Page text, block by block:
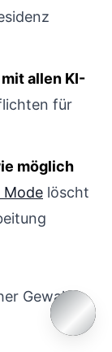
allen KI-
für
möglich
Mode löscht
Gewalt)